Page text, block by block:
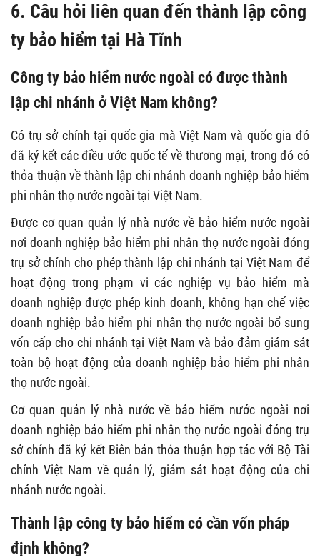
6. Câu hỏi liên quan đến thành lập công
ty bảo hiểm tại Hà Tĩnh
Công ty bảo hiểm nước ngoài có được thành
lập chi nhánh ở Việt Nam không?
Có trụ sở chính tại quốc gia mà Việt Nam và quốc gia đó
đã ký kết các điều ước quốc tế về thương mại, trong đó có
thỏa thuận về thành lập chi nhánh doanh nghiệp bảo hiểm
phi nhân thọ nước ngoài tại Việt Nam.
Được cơ quan quản lý nhà nước về bảo hiểm nước ngoài
nơi doanh nghiệp bảo hiểm phi nhân thọ nước ngoài đóng
trụ sở chính cho phép thành lập chi nhánh tại Việt Nam để
hoạt động trong phạm vi các nghiệp vụ bảo hiểm mà
doanh nghiệp được phép kinh doanh, không hạn chế việc
doanh nghiệp bảo hiểm phi nhân thọ nước ngoài bổ sung
vốn cấp cho chi nhánh tại Việt Nam và bảo đảm giám sát
toàn bộ hoạt động của doanh nghiệp bảo hiểm phi nhân
thọ nước ngoài.
Cơ quan quản lý nhà nước về bảo hiểm nước ngoài nơi
doanh nghiệp bảo hiểm phi nhân thọ nước ngoài đóng trụ
sở chính đã ký kết Biên bản thỏa thuận hợp tác với Bộ Tài
chính Việt Nam về quản lý, giám sát hoạt động của chi
nhánh nước ngoài.
Thành lập công ty bảo hiểm có cần vốn pháp
định không?